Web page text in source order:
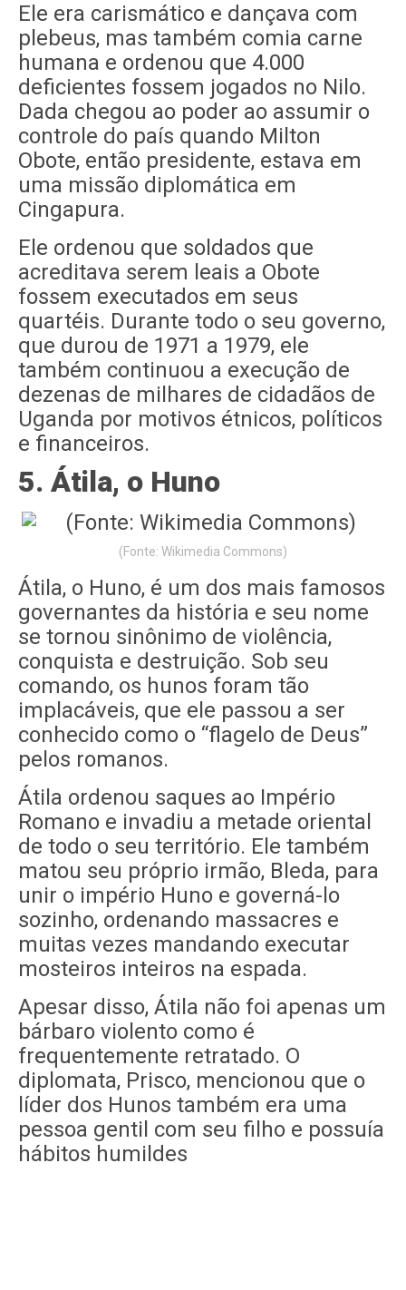
Ele era carismático e dançava com
plebeus, mas também comia carne
humana e ordenou que 4.000
deficientes fossem jogados no Nilo.
Dada chegou ao poder ao assumir o
controle do país quando Milton
Obote, então presidente, estava em
uma missão diplomática em
Cingapura.
Ele ordenou que soldados que
acreditava serem leais a Obote
fossem executados em seus
quartéis. Durante todo o seu governo,
que durou de 1971 a 1979, ele
também continuou a execução de
dezenas de milhares de cidadãos de
Uganda por motivos étnicos, políticos
e financeiros.
5. Átila, o Huno
(Fonte: Wikimedia Commons)
Átila, o Huno, é um dos mais famosos
governantes da história e seu nome
se tornou sinônimo de violência,
conquista e destruição. Sob seu
comando, os hunos foram tão
implacáveis, que ele passou a ser
conhecido como o “flagelo de Deus”
pelos romanos.
Átila ordenou saques ao Império
Romano e invadiu a metade oriental
de todo o seu território. Ele também
matou seu próprio irmão, Bleda, para
unir o império Huno e governá-lo
sozinho, ordenando massacres e
muitas vezes mandando executar
mosteiros inteiros na espada.
Apesar disso, Átila não foi apenas um
bárbaro violento como é
frequentemente retratado. O
diplomata, Prisco, mencionou que o
líder dos Hunos também era uma
pessoa gentil com seu filho e possuía
hábitos humildes